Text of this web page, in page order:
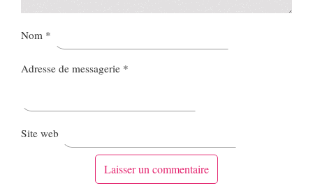
Nom *
Adresse de messagerie *
Site web